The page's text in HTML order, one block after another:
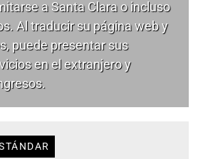
a Santa Clara o incluso
Al traducir su página web y
puede presentar sus
en el extranjero y